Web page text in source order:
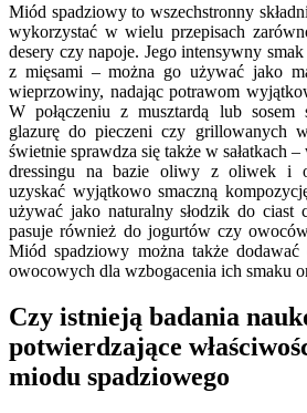
Miód spadziowy to wszechstronny
wykorzystać w wielu przepisach
desery czy napoje. Jego intensywny
z mięsami – można go używać jako
wieprzowiny, nadając potrawom
W połączeniu z musztardą lub sosem
glazurę do pieczeni czy grillowanych
świetnie sprawdza się także w sałatkach
dressingu na bazie oliwy z oliwek i
uzyskać wyjątkowo smaczną
używać jako naturalny słodzik do ciast
pasuje również do jogurtów czy
Miód spadziowy można także
owocowych dla wzbogacenia ich smaku
Czy istnieją badania
potwierdzające
miodu spadziowego